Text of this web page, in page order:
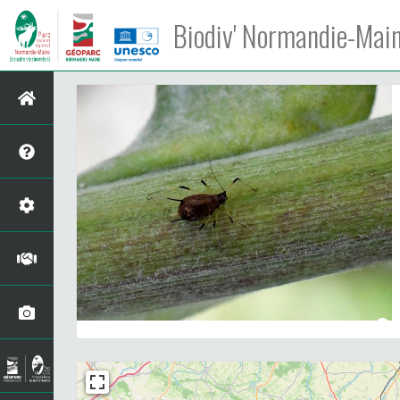
Biodiv' Normandie-